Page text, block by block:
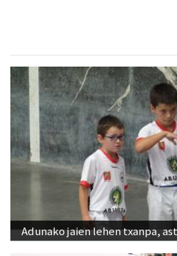
Adunako jaien lehen txanpa,